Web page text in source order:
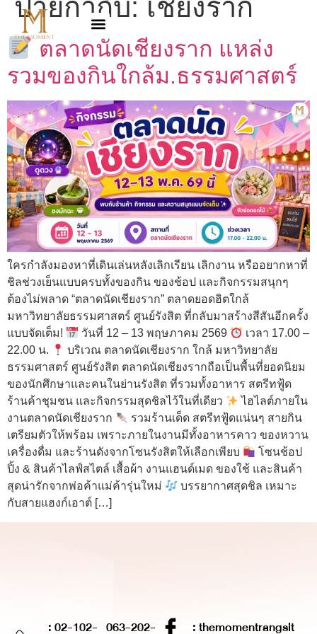
ป้ายกำกับ: เชียงราก
ตลาดนัดเชียงราก แหล่ง
รวมของกินใกล้ม.ธรรมศาสตร์
ใครกำลังมองหาที่เดินเล่นหลังเลิกเรียน เลิกงาน หรืออยากหาที่
ชิลช่วงเย็นแบบครบทั้งของกิน ของช้อป และกิจกรรมสนุกๆ
ต้องไม่พลาด “ตลาดนัดเชียงราก” ตลาดยอดฮิตใกล้
มหาวิทยาลัยธรรมศาสตร์ ศูนย์รังสิต ที่กลับมาสร้างสีสันอีกครั้ง
แบบจัดเต็ม!
วันที่ 12 – 13 พฤษภาคม 2569
เวลา 17.00 –
22.00 น.
บริเวณ ตลาดนัดเชียงราก ใกล้ มหาวิทยาลัย
ธรรมศาสตร์ ศูนย์รังสิต ตลาดนัดเชียงรากถือเป็นพื้นที่ยอดนิยม
ของนักศึกษาและคนในย่านรังสิต ที่รวมทั้งอาหาร สตรีทฟู้ด
ร้านค้าชุมชน และกิจกรรมสุดชิลไว้ในที่เดียว
ไฮไลต์ภายใน
งานตลาดนัดเชียงราก
รวมร้านเด็ด สตรีทฟู้ดแน่นๆ สายกิน
เตรียมตัวให้พร้อม เพราะภายในงานมีทั้งอาหารคาว ของหวาน
เครื่องดื่ม และร้านดังจากโซนรังสิตให้เลือกเพียบ
โซนช้อป
ปิ้ง & สินค้าไลฟ์สไตล์ เสื้อผ้า งานแฮนด์เมด ของใช้ และสินค้า
สุดน่ารักจากพ่อค้าแม่ค้ารุ่นใหม่
บรรยากาศสุดชิล เหมาะ
กับสายแฮงก์เอาต์ […]
: 02-102- 063-202- : themomentrangsit